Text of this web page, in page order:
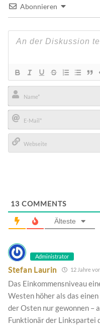
Abonnieren
Name*
E-
Mail*
13 COMMENTS
Älteste
Administrator
Stefan Laurin 12 Jahre vor
Das Einkommensniveau
Westen höher als das
der Osten nur gewonnen –
Funktionär der Linkspartei